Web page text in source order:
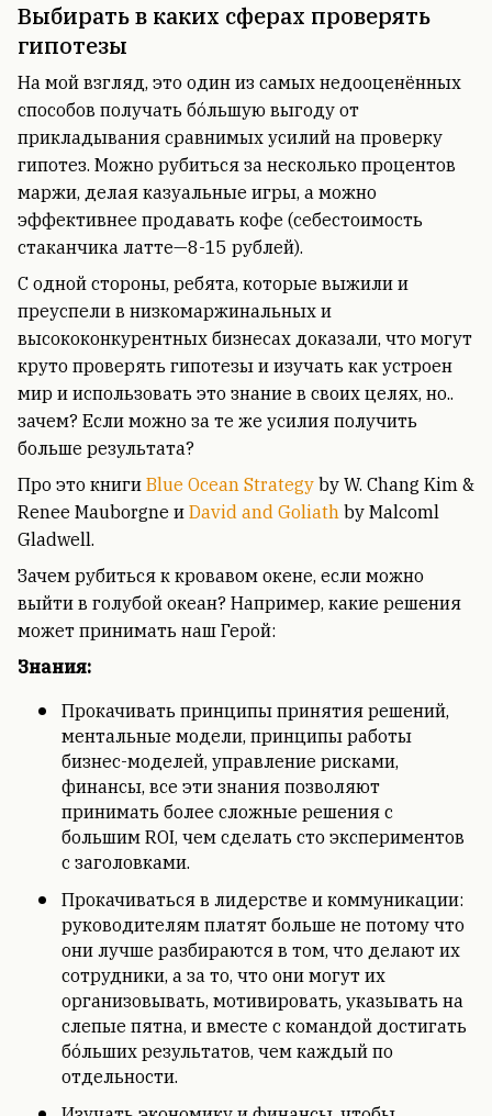
Выбирать в каких сферах проверять
гипотезы
На мой взгляд, это один из самых недооценённых
способов получать бóльшую выгоду от
прикладывания сравнимых усилий на проверку
гипотез. Можно рубиться за несколько процентов
маржи, делая казуальные игры, а можно
эффективнее продавать кофе (себестоимость
стаканчика латте—8-15 рублей).
С одной стороны, ребята, которые выжили и
преуспели в низкомаржинальных и
высококонкурентных бизнесах доказали, что могут
круто проверять гипотезы и изучать как устроен
мир и использовать это знание в своих целях, но..
зачем? Если можно за те же усилия получить
больше результата?
Про это книги Blue Ocean Strategy by W. Chang Kim &
Renee Mauborgne и David and Goliath by Malcoml
Gladwell.
Зачем рубиться к кровавом окене, если можно
выйти в голубой океан? Например, какие решения
может принимать наш Герой:
Знания:
Прокачивать принципы принятия решений,
ментальные модели, принципы работы
бизнес-моделей, управление рисками,
финансы, все эти знания позволяют
принимать более сложные решения с
большим ROI, чем сделать сто экспериментов
с заголовками.
Прокачиваться в лидерстве и коммуникации:
руководителям платят больше не потому что
они лучше разбираются в том, что делают их
сотрудники, а за то, что они могут их
организовывать, мотивировать, указывать на
слепые пятна, и вместе с командой достигать
бóльших результатов, чем каждый по
отдельности.